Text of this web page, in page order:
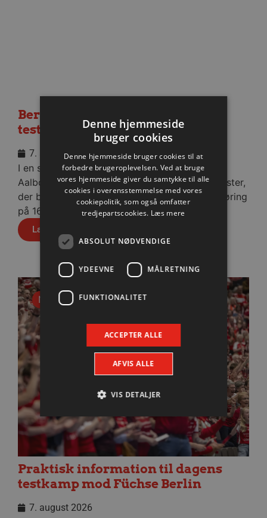
Berlin besejret i medrivende
testkamp
7. august 2026
I en stopfyldt Sparekassen Danmark Arena fik
Aalborg Håndbold skovlen under de tyske gæster,
der blev slået med cifrene 30-28 efter pauseføring
på 16-12.
Læs mere
Nyhed
Praktisk information til dagens
testkamp mod Füchse Berlin
7. august 2026
Denne hjemmeside
bruger cookies
Denne hjemmeside bruger cookies til at
forbedre brugeroplevelsen. Ved at bruge
vores hjemmeside giver du samtykke til alle
cookies i overensstemmelse med vores
cookiepolitik, som også omfatter
tredjepartscookies. Læs mere
ABSOLUT NØDVENDIGE
YDEEVNE MÅLRETNING
FUNKTIONALITET
ACCEPTER ALLE
AFVIS ALLE
VIS DETALJER
Absolut nødvendige
Ydeevne
Målretning
Funktionalitet
Absolut nødvendige cookies muliggør
hjemmesidens grundlæggende funktionalitet
Hjemmesiden kan ikke bruges korrekt uden de